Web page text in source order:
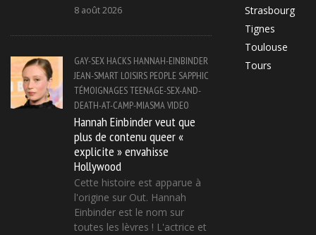
8 août 2026
GAY-SEX HACKS HANNAH-EINBINDER
JEAN-SMART LOISIRS PEOPLE SAPPHIC
TÉMOIGNAGESTEENAGE-SEX-AND-
DEATH-AT-CAMP-MIASMAVIDEO
Hannah Einbinder veut que
plus de contenu queer «
explicite » envahisse
Hollywood
Cette histoire est apparue à
l'origine sur Out. Hannah
Einbinder est le nom sur
toutes les lèvres ! L'actrice et
Strasbourg
Tignes
Toulouse
Tours